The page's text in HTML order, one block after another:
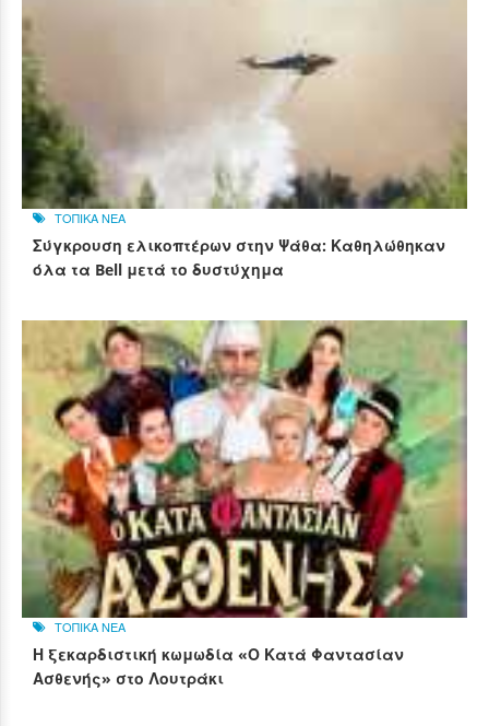
ΤΟΠΙΚΑ ΝΕΑ
Σύγκρουση ελικοπτέρων στην Ψάθα: Καθηλώθηκαν
όλα τα Bell μετά το δυστύχημα
ΤΟΠΙΚΑ ΝΕΑ
Η ξεκαρδιστική κωμωδία «Ο Κατά Φαντασίαν
Ασθενής» στο Λουτράκι